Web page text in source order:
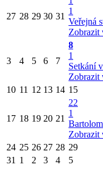
27 28 29 30 31
1
Veřejná
Zobrazit
3 4 5 6 7
8
1
Setkání
Zobrazit
10 11 12 13 14 15
17 18 19 20 21
22
1
Zobrazit
24 25 26 27 28 29
31 1 2 3 4 5